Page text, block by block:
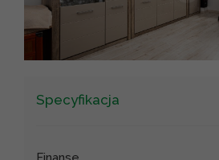
Specyfikacja